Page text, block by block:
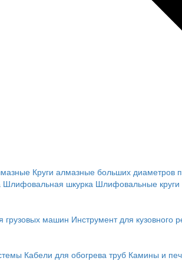
Круги алмазные больших
Шлифовальная шкурка Шлифовальные круги
грузовых машин Инструмент для кузовного
Кабели для обогрева труб Камины и